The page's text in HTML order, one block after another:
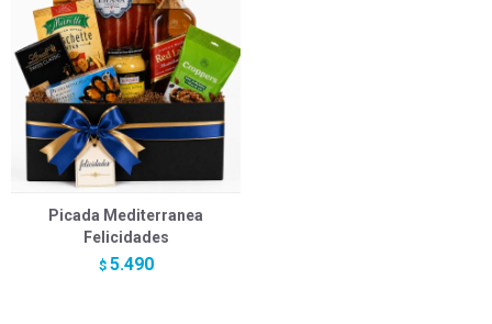
Picada Mediterranea
Felicidades
$ 5.490